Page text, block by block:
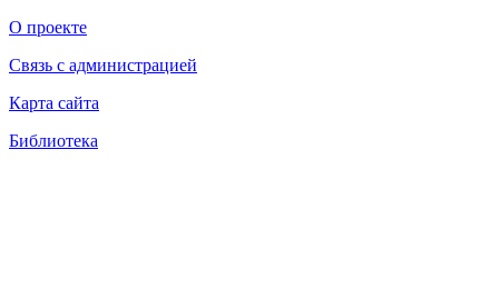
О проекте
Связь с администрацией
Карта сайта
Библиотека